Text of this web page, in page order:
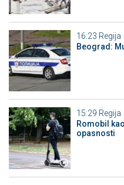
16:23 Regija
Beograd:
15:29 Regija
Romobil
opasnosti